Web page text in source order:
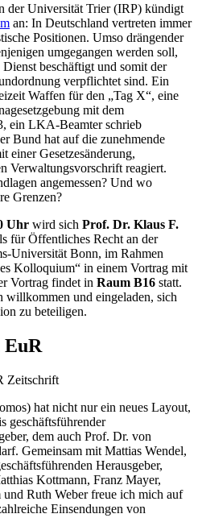
der Universität Trier (IRP) kündigt
an: In Deutschland vertreten immer
Positionen. Umso drängender
umgegangen werden soll,
beschäftigt und somit der
verpflichtet sind. Ein
Waffen für den „Tag X“, eine
mit dem
ein LKA-Beamter schrieb
Bund hat auf die zunehmende
einer Gesetzesänderung,
Verwaltungsvorschrift reagiert.
angemessen? Und wo
Grenzen?
Uhr wird sich Prof. Dr. Klaus F.
für Öffentliches Recht an der
Universität Bonn, im Rahmen
Kolloquium“ in einem Vortrag mit
Vortrag findet in Raum B16 statt.
willkommen und eingeladen, sich
zu beteiligen.
EuR
hat nicht nur ein neues Layout,
geschäftsführender
dem auch Prof. Dr. von
Gemeinsam mit Mattias Wendel,
Herausgeber,
Kottmann, Franz Mayer,
Ruth Weber freue ich mich auf
Einsendungen von